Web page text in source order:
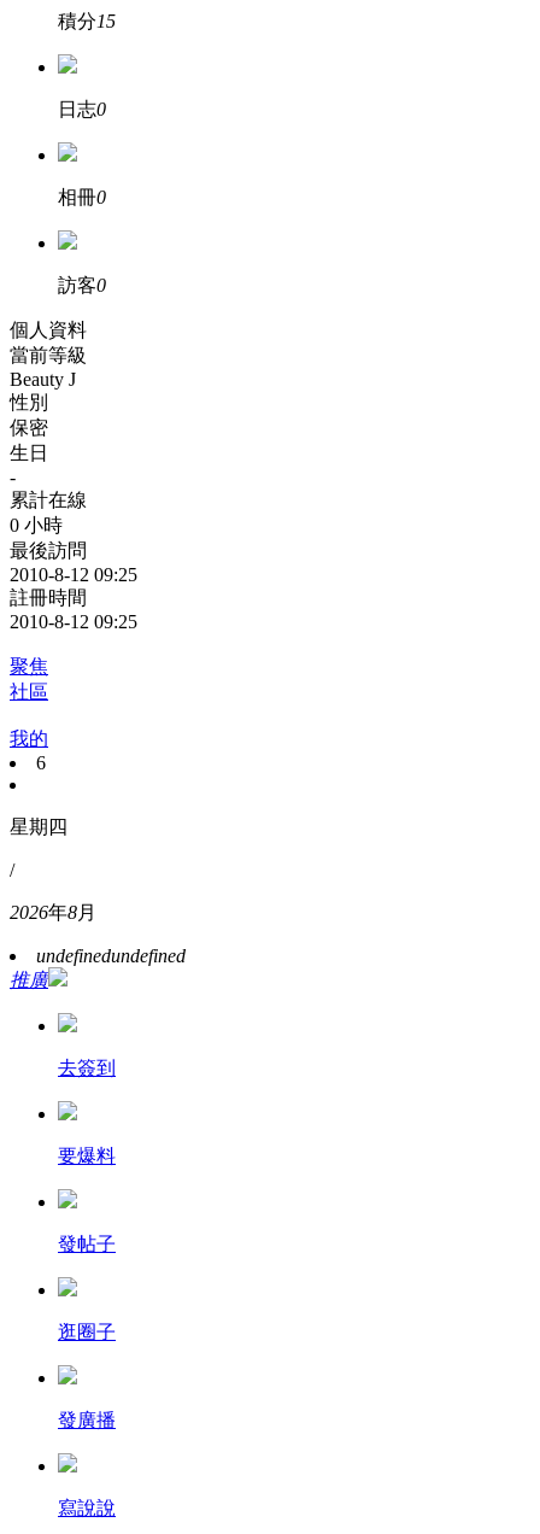
積分15
日志0
相冊0
訪客0
個人資料
當前等級
Beauty J
性別
保密
生日
-
累計在線
0 小時
最後訪問
2010-8-12 09:25
註冊時間
2010-8-12 09:25
聚焦
社區
我的
6
星期四
/
2026年8月
undefinedundefined
推廣
去簽到
要爆料
發帖子
逛圈子
發廣播
寫說說